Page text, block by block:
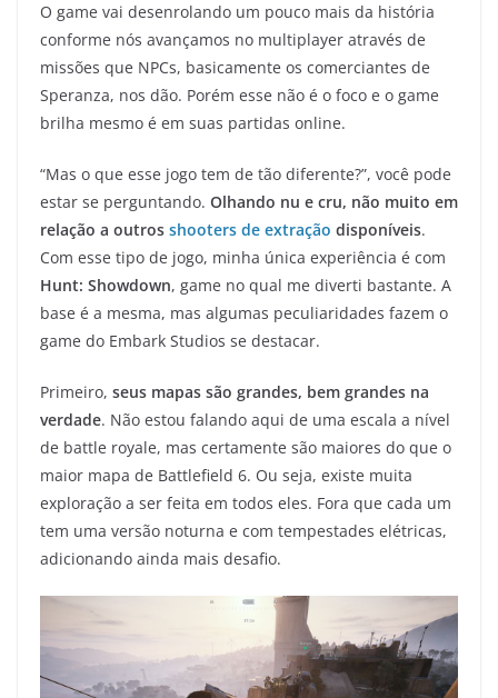
O game vai desenrolando um pouco mais da história
conforme nós avançamos no multiplayer através de
missões que NPCs, basicamente os comerciantes de
Speranza, nos dão. Porém esse não é o foco e o game
brilha mesmo é em suas partidas online.
“Mas o que esse jogo tem de tão diferente?”, você pode
estar se perguntando. Olhando nu e cru, não muito em
relação a outros shooters de extração disponíveis.
Com esse tipo de jogo, minha única experiência é com
Hunt: Showdown, game no qual me diverti bastante. A
base é a mesma, mas algumas peculiaridades fazem o
game do Embark Studios se destacar.
Primeiro, seus mapas são grandes, bem grandes na
verdade. Não estou falando aqui de uma escala a nível
de battle royale, mas certamente são maiores do que o
maior mapa de Battlefield 6. Ou seja, existe muita
exploração a ser feita em todos eles. Fora que cada um
tem uma versão noturna e com tempestades elétricas,
adicionando ainda mais desafio.